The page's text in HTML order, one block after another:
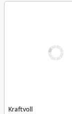
Kraftvoll